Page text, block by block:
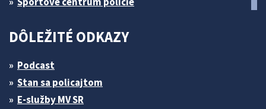
DÔLEŽITÉ ODKAZY
Podcast
Stan sa policajtom
E-služby MV SR